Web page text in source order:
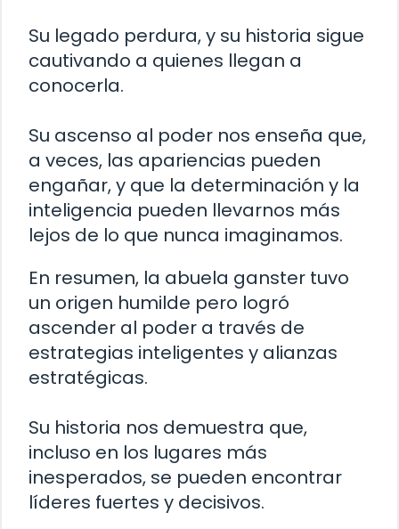
Su legado perdura, y su historia sigue
cautivando a quienes llegan a
conocerla.
Su ascenso al poder nos enseña que,
a veces, las apariencias pueden
engañar, y que la determinación y la
inteligencia pueden llevarnos más
lejos de lo que nunca imaginamos.
En resumen, la abuela ganster tuvo
un origen humilde pero logró
ascender al poder a través de
estrategias inteligentes y alianzas
estratégicas.
Su historia nos demuestra que,
incluso en los lugares más
inesperados, se pueden encontrar
líderes fuertes y decisivos.